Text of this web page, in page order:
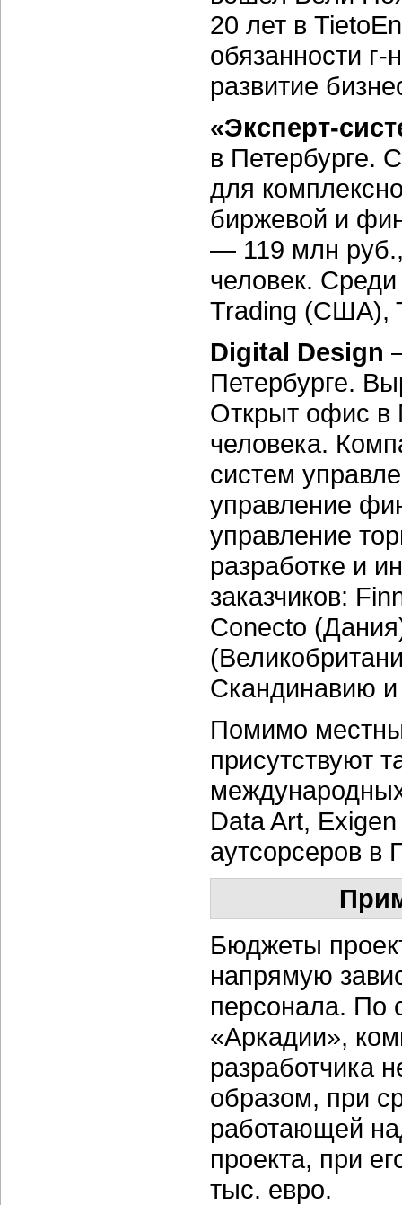
20 лет в
обязанности
развитие
«Эксперт-
в Петербурге.
для
биржевой и
— 119 млн
человек.
Trading (США),
Digital Design
Петербурге.
Открыт офис в
человека.
систем
управление
управление
разработке и
заказчиков:
Conecto
Скандинавию
Помимо
присутствуют
Data Art,
аутсорсеров в
Бюджеты
напрямую
персонала. По
«Аркадии»,
разработчика
образом, при
работающей
проекта, при
тыс. евро.